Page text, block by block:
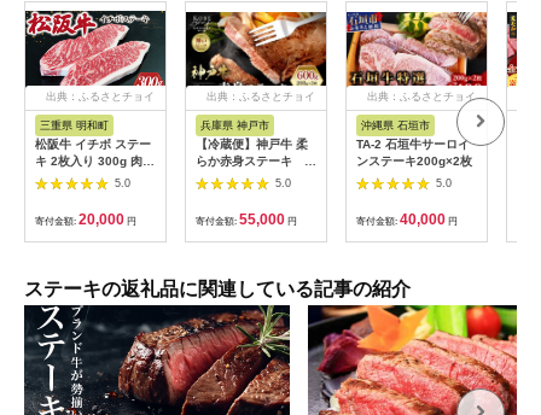
出典：ふるさとチョイ
ス
三重県 明和町
松阪牛 イチボ ステー
キ 2枚入り 300g 肉
牛 牛肉 和牛 ブランド
牛 高級 国産 霜降り
冷凍 ふるさと 人気 ス
テーキ 焼肉 濃厚 希少
やわらか やわらかい
J10
5.0
寄付金額: 20,000 円
出典：ふるさとチョイ
ス
兵庫県 神戸市
【冷蔵便】神戸牛 柔
らか赤身ステーキ
200g×3枚
5.0
寄付金額: 55,000 円
出典：ふるさとチョイ
沖縄県 石垣市
TA-2 石垣牛サーロイ
ンステーキ200g×2枚
5.0
寄付金額: 40,000 円
ステーキの返礼品に関連している記事の紹介